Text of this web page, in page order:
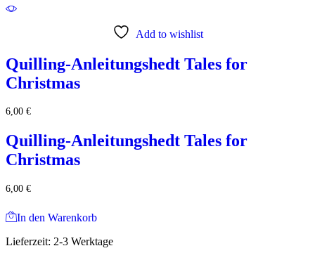
Add to wishlist
Quilling-Anleitungshedt Tales for
Christmas
6,00 €
Quilling-Anleitungshedt Tales for
Christmas
6,00 €
In den Warenkorb
Lieferzeit: 2-3 Werktage